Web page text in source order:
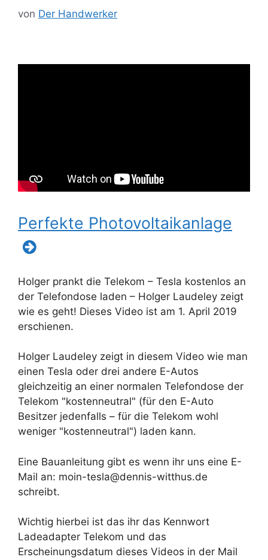
von Der Handwerker
Perfekte Photovoltaikanlage
Holger prankt die Telekom – Tesla kostenlos an
der Telefondose laden – Holger Laudeley zeigt
wie es geht! Dieses Video ist am 1. April 2019
erschienen.
Holger Laudeley zeigt in diesem Video wie man
einen Tesla oder drei andere E-Autos
gleichzeitig an einer normalen Telefondose der
Telekom "kostenneutral" (für den E-Auto
Besitzer jedenfalls – für die Telekom wohl
weniger "kostenneutral") laden kann.
Eine Bauanleitung gibt es wenn ihr uns eine E-
Mail an: moin-tesla@dennis-witthus.de
schreibt.
Wichtig hierbei ist das ihr das Kennwort
Ladeadapter Telekom und das
Erscheinungsdatum dieses Videos in der Mail